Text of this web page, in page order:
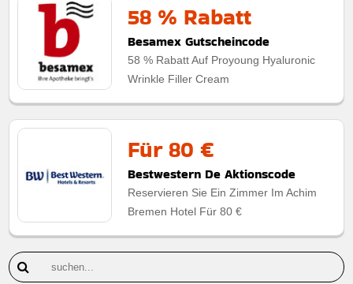
58 % Rabatt
Besamex Gutscheincode
58 % Rabatt Auf Proyoung Hyaluronic
Wrinkle Filler Cream
Für 80 €
Bestwestern De Aktionscode
Reservieren Sie Ein Zimmer Im Achim
Bremen Hotel Für 80 €